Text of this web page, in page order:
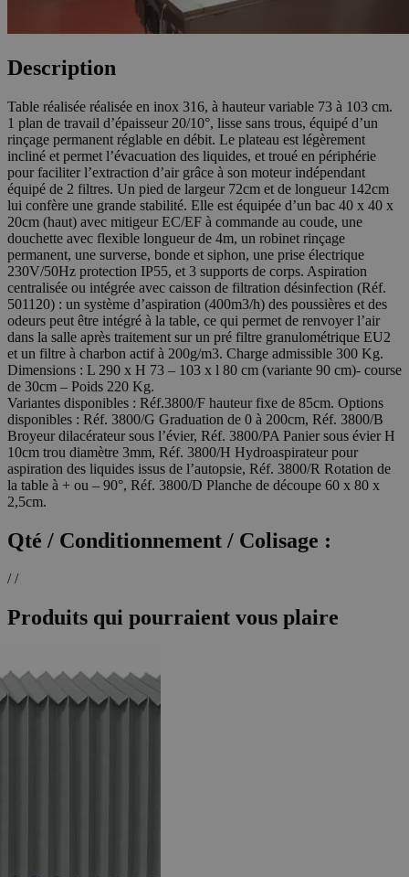
Description
Table réalisée réalisée en inox 316, à hauteur variable 73 à 103 cm.
1 plan de travail d’épaisseur 20/10°, lisse sans trous, équipé d’un
rinçage permanent réglable en débit. Le plateau est légèrement
incliné et permet l’évacuation des liquides, et troué en périphérie
pour faciliter l’extraction d’air grâce à son moteur indépendant
équipé de 2 filtres. Un pied de largeur 72cm et de longueur 142cm
lui confère une grande stabilité. Elle est équipée d’un bac 40 x 40 x
20cm (haut) avec mitigeur EC/EF à commande au coude, une
douchette avec flexible longueur de 4m, un robinet rinçage
permanent, une surverse, bonde et siphon, une prise électrique
230V/50Hz protection IP55, et 3 supports de corps. Aspiration
centralisée ou intégrée avec caisson de filtration désinfection (Réf.
501120) : un système d’aspiration (400m3/h) des poussières et des
odeurs peut être intégré à la table, ce qui permet de renvoyer l’air
dans la salle après traitement sur un pré filtre granulométrique EU2
et un filtre à charbon actif à 200g/m3. Charge admissible 300 Kg.
Dimensions : L 290 x H 73 – 103 x l 80 cm (variante 90 cm)- course
de 30cm – Poids 220 Kg.
Variantes disponibles : Réf.3800/F hauteur fixe de 85cm. Options
disponibles : Réf. 3800/G Graduation de 0 à 200cm, Réf. 3800/B
Broyeur dilacérateur sous l’évier, Réf. 3800/PA Panier sous évier H
10cm trou diamètre 3mm, Réf. 3800/H Hydroaspirateur pour
aspiration des liquides issus de l’autopsie, Réf. 3800/R Rotation de
la table à + ou – 90°, Réf. 3800/D Planche de découpe 60 x 80 x
2,5cm.
Qté / Conditionnement / Colisage :
/ /
Produits qui pourraient vous plaire